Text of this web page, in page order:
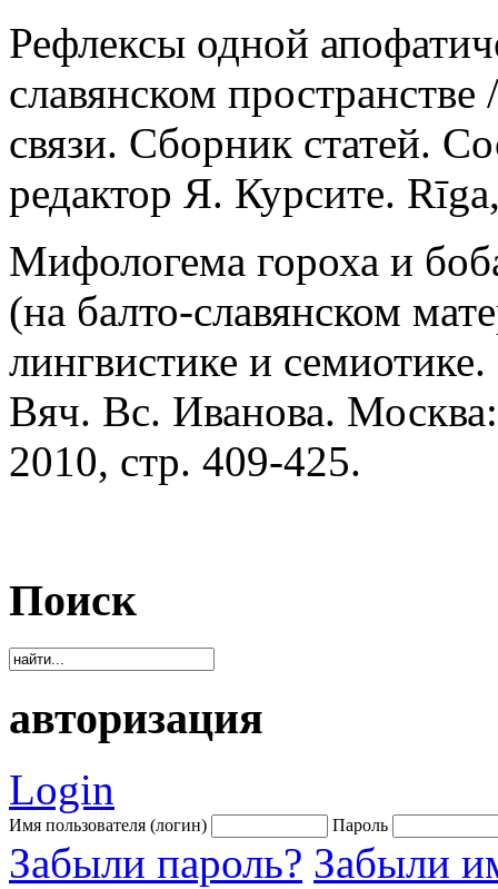
Рефлексы одной
славянском
связи. Сборник статей.
редактор Я. Курсите.
Мифологема гороха и
(на балто-славянском
лингвистике и
Вяч. Вс. Иванова.
2010, стр. 409-425.
Поиск
авторизация
Login
Имя пользователя (логин) Пароль
Забыли пароль? Забыли